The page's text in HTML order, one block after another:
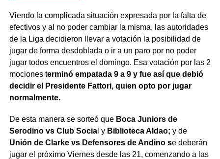
Viendo la complicada situación expresada por la falta de
efectivos y al no poder cambiar la misma, las autoridades
de la Liga decidieron llevar a votación la posibilidad de
jugar de forma desdoblada o ir a un paro por no poder
jugar todos encuentros el domingo. Esa votación por las 2
mociones terminó empatada 9 a 9 y fue así que debió
decidir el Presidente Fattori, quien opto por jugar
normalmente.
De esta manera se sorteó que Boca Juniors de
Serodino vs Club Social y Biblioteca Aldao; y de
Unión de Clarke vs Defensores de Andino se deberán
jugar el próximo Viernes desde las 21, comenzando a las